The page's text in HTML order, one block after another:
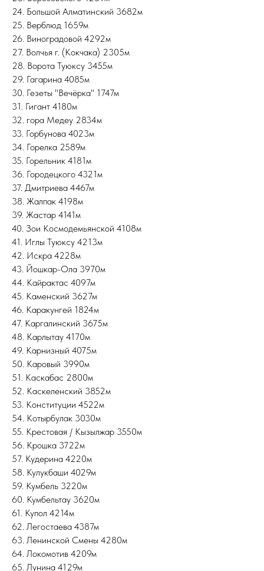
24. Большой Алматинский 3682м
25. Верблюд 1659м
26. Виноградовой 4292м
27. Волчья г. (Кокчака) 2305м
28. Ворота Туюксу 3455м
29. Гагарина 4085м
30. Гезеты "Вечёрка" 1747м
31. Гигант 4180м
32. гора Медеу 2834м
33. Горбунова 4023м
34. Горелка 2589м
35. Горельник 4181м
36. Городецкого 4321м
37. Дмитриева 4467м
38. Жалпак 4198м
39. Жастар 4141м
40. Зои Космодемьянской 4108м
41. Иглы Туюксу 4213м
42. Искра 4228м
43. Йошкар-Ола 3970м
44. Кайрактас 4097м
45. Каменский 3627м
46. Каракунгей 1824м
47. Каргалинский 3675м
48. Карлытау 4170м
49. Карнизный 4075м
50. Каровый 3990м
51. Каскабас 2800м
52. Каскеленский 3852м
53. Конституции 4522м
54. Котырбулак 3030м
55. Крестовая / Кызылжар 3550м
56. Крошка 3722м
57. Кудерина 4220м
58. Кулукбаши 4029м
59. Кумбель 3220м
60. Кумбельтау 3620м
61. Купол 4214м
62. Легостаева 4387м
63. Ленинской Смены 4280м
64. Локомотив 4209м
65. Лунина 4129м